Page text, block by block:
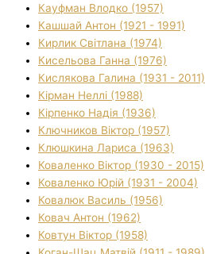
Кауфман Влодко (1957)
Кашшай Антон (1921 - 1991)
Кирлик Світлана (1974)
Кисельова Ганна (1976)
Кислякова Галина (1931 - 2011)
Кірман Неллі (1988)
Кірпенко Надія (1936)
Ключников Віктор (1957)
Клюшкина Лариса (1963)
Коваленко Віктор (1930 - 2015)
Коваленко Юрій (1931 - 2004)
Ковалюк Василь (1956)
Ковач Антон (1962)
Ковтун Віктор (1958)